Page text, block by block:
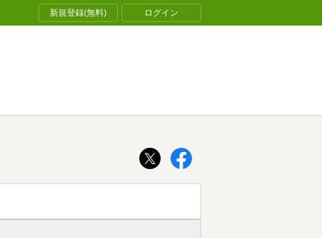
新規登録(無料) ログイン